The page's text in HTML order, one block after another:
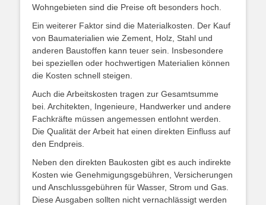
Wohngebieten sind die Preise oft besonders hoch.
Ein weiterer Faktor sind die Materialkosten. Der Kauf
von Baumaterialien wie Zement, Holz, Stahl und
anderen Baustoffen kann teuer sein. Insbesondere
bei speziellen oder hochwertigen Materialien können
die Kosten schnell steigen.
Auch die Arbeitskosten tragen zur Gesamtsumme
bei. Architekten, Ingenieure, Handwerker und andere
Fachkräfte müssen angemessen entlohnt werden.
Die Qualität der Arbeit hat einen direkten Einfluss auf
den Endpreis.
Neben den direkten Baukosten gibt es auch indirekte
Kosten wie Genehmigungsgebühren, Versicherungen
und Anschlussgebühren für Wasser, Strom und Gas.
Diese Ausgaben sollten nicht vernachlässigt werden